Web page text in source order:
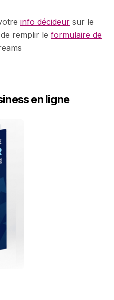
info décideur sur le
remplir le formulaire de
en ligne